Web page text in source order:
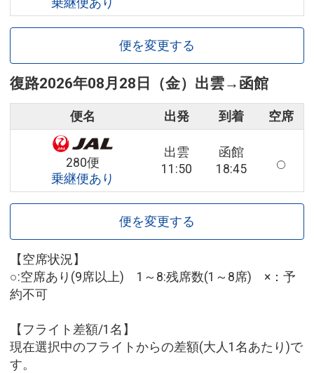
乗継便あり
便を変更する
復路2026年08月28日（金） 出雲→ 函館
便名 出発 到着 空席
280便
乗継便あり
出雲
11:50
函館
18:45
便を変更する
【空席状況】
○:空席あり(9席以上) 1～8:残席数(1～8席) ×：予
約不可
【フライト差額/1名】
現在選択中のフライトからの差額(大人1名あたり)で
す。